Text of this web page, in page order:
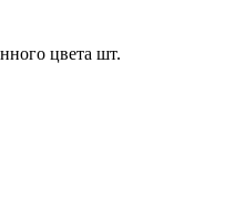
цвета шт.